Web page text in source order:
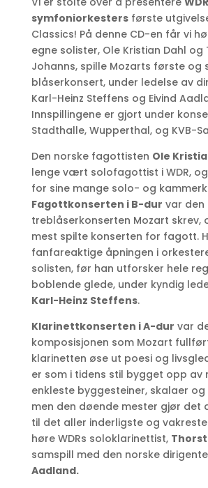
symfoniorkestersførste
Classics! På denne CD-en får vi
egne solister, Ole Kristian Dahl og
Johanns, spille Mozarts første og
blåserkonsert, under ledelse av
Karl-Heinz Steffens og Eivind
Innspillingene er gjort under
Stadthalle, Wupperthal, og KVB-
Den norske fagottisten Ole
lenge vært solofagottist i WDR,
for sine mange solo- og
Fagottkonserten i B-dur var
treblåserkonserten Mozart skrev,
mest spilte konserten for fagott.
fanfareaktige åpningen i
solisten, før han utforsker hele
boblende glede, under kyndig
Karl-Heinz Steffens.
Klarinettkonserten i A-dur var
komposisjonen som Mozart
klarinetten øse ut poesi og
er som i tidens stil bygget opp av
enkleste byggesteiner, skalaer
men den døende mester gjør det
til det aller inderligste og
høre WDRs soloklarinettist,
samspill med den norske
Aadland.